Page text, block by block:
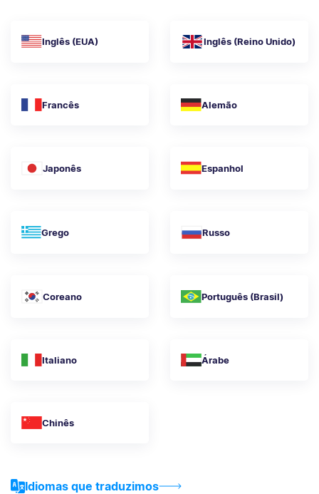
Inglês (EUA) Inglês (Reino Unido)
Francês Alemão
Japonês Espanhol
Grego Russo
Coreano Português (Brasil)
Italiano Árabe
Chinês
Idiomas que traduzimos